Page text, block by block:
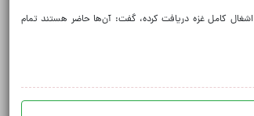
اشغال کامل غزه دریافت کرده، گفت: آن‌ها حاضر هستند تمام